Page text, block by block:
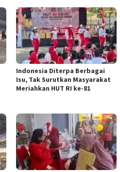
Indonesia Diterpa Berbagai
Isu, Tak Surutkan Masyarakat
Meriahkan HUT RI ke-81